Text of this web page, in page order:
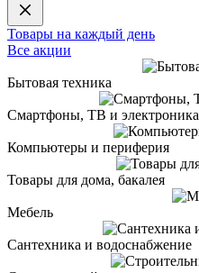
Товары на каждый день
Все акции
Бытовая техника
Смартфоны, ТВ и электроника
Компьютеры и периферия
Товары для дома, бакалея
Мебель
Сантехника и водоснабжение